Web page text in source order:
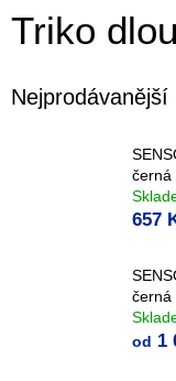
Triko
Nejprodávanější
černá
657
černá
od 1